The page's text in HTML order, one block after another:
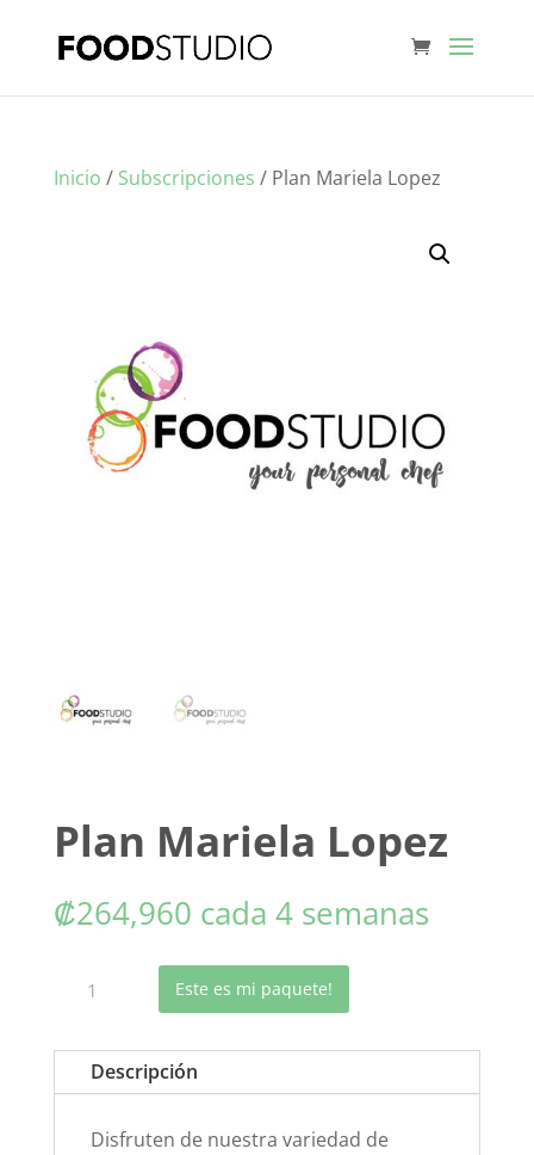
Inicio / Subscripciones / Plan Mariela Lopez
Plan Mariela Lopez
₡264,960 cada 4 semanas
Plan
Lopez
cantidad
Este es mi paquete!
Descripción
Disfruten de nuestra variedad de